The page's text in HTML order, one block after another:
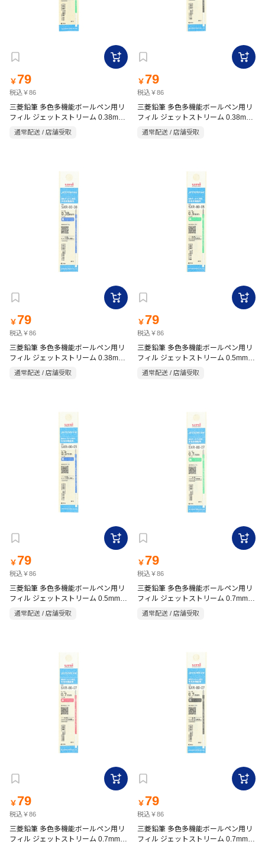
￥ 79
税込￥86
三菱鉛筆 多色多機能ボールペン用リ
フィル ジェットストリーム 0.38mm
緑 替芯
通常配送 / 店舗受取
￥ 79
税込￥86
三菱鉛筆 多色多機能ボールペン用リ
フィル ジェットストリーム 0.38mm
黒 替芯
通常配送 / 店舗受取
￥ 79
税込￥86
三菱鉛筆 多色多機能ボールペン用リ
フィル ジェットストリーム 0.38mm
青 替芯
通常配送 / 店舗受取
￥ 79
税込￥86
三菱鉛筆 多色多機能ボールペン用リ
フィル ジェットストリーム 0.5mm
緑 替芯
通常配送 / 店舗受取
￥ 79
税込￥86
三菱鉛筆 多色多機能ボールペン用リ
フィル ジェットストリーム 0.5mm
青 替芯
通常配送 / 店舗受取
￥ 79
税込￥86
三菱鉛筆 多色多機能ボールペン用リ
フィル ジェットストリーム 0.7mm
緑 替芯
通常配送 / 店舗受取
￥ 79
税込￥86
三菱鉛筆 多色多機能ボールペン用リ
フィル ジェットストリーム 0.7mm
￥ 79
税込￥86
三菱鉛筆 多色多機能ボールペン用リ
フィル ジェットストリーム 0.7mm